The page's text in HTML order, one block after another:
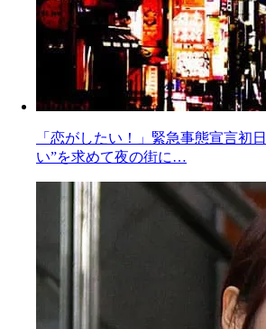
「恋がしたい！」緊急事態宣言初
い”を求めて夜の街に…